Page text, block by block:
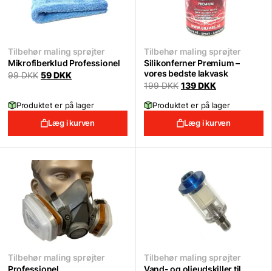
Tilbehør maling sprøjter
Mikrofiberklud Professionel
99DKK Original
99 DKK.
59DKKCurrent
59 DKK.
Produktet er på lager
Læg i kurven
Tilbehør maling sprøjter
Silikonferner Premium –
vores bedste lakvask
199DKK Original
was:
199 DKK.
139DKKCurrent
is:
139 DKK.
Produktet er på lager
Læg i kurven
Tilbehør maling sprøjter
Professionel
Tilbehør maling sprøjter
Vand- og olieudskiller til